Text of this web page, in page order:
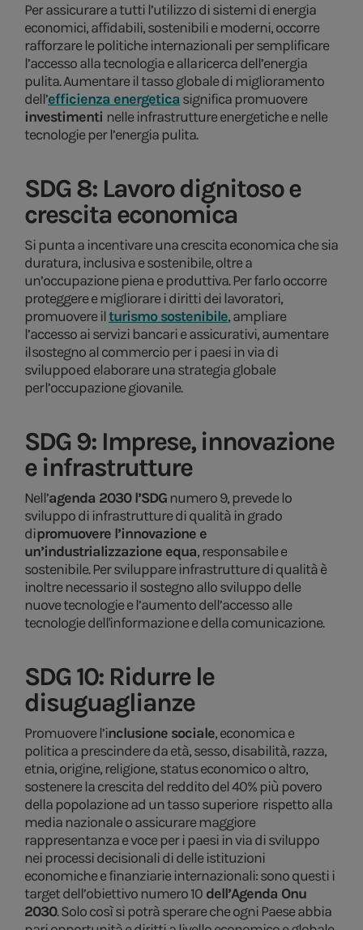
Per assicurare a tutti l’utilizzo di sistemi di energia
economici, affidabili, sostenibili e moderni, occorre
rafforzare le politiche internazionali per semplificare
l’accesso alla tecnologia e alla ricerca dell’energia
pulita. Aumentare il tasso globale di miglioramento
dell’efficienza energetica significa promuovere
investimenti nelle infrastrutture energetiche e nelle
tecnologie per l’energia pulita.
SDG 8: Lavoro dignitoso e
crescita economica
Si punta a incentivare una crescita economica che sia
duratura, inclusiva e sostenibile, oltre a
un’occupazione piena e produttiva. Per farlo occorre
proteggere e migliorare i diritti dei lavoratori,
promuovere ilturismo sostenibile, ampliare
l’accesso ai servizi bancari e assicurativi, aumentare
il sostegno al commercio per i paesi in via di
sviluppo ed elaborare una strategia globale
per l’occupazione giovanile.
SDG 9: Imprese, innovazione
e infrastrutture
Nell’agenda 2030 l’SDG numero 9, prevede lo
sviluppo di infrastrutture di qualità in grado
dipromuovere l’innovazione e
un’industrializzazione equa, responsabile e
sostenibile. Per sviluppare infrastrutture di qualità è
inoltre necessario il sostegno allo sviluppo delle
nuove tecnologie e l’aumento dell’accesso alle
tecnologie dell'informazione e della comunicazione.
SDG 10: Ridurre le
disuguaglianze
Promuovere l’inclusione sociale, economica e
politica a prescindere da età, sesso, disabilità, razza,
etnia, origine, religione, status economico o altro,
sostenere la crescita del reddito del 40% più povero
della popolazione ad un tasso superiore rispetto alla
media nazionale o assicurare maggiore
rappresentanza e voce per i paesi in via di sviluppo
nei processi decisionali di delle istituzioni
economiche e finanziarie internazionali: sono questi i
target dell’obiettivo numero 10 dell’Agenda Onu
2030. Solo così si potrà sperare che ogni Paese abbia